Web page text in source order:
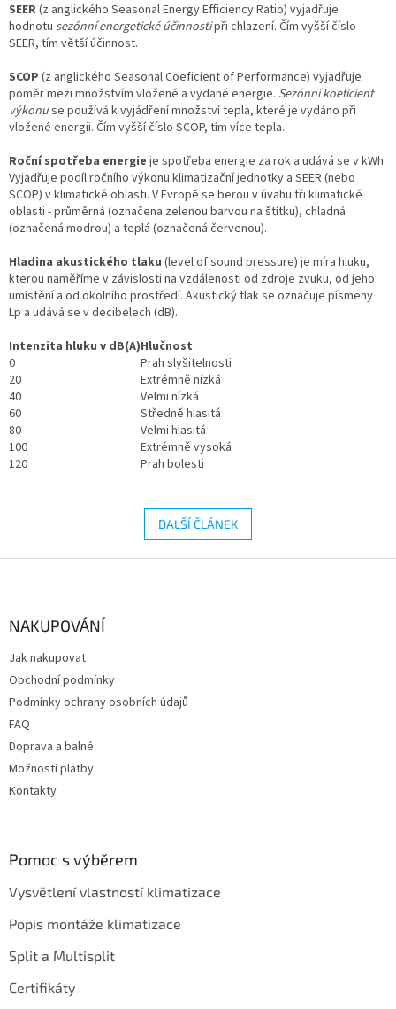
SEER(z anglického Seasonal Energy Efficiency Ratio) vyjadřuje
hodnotu sezónní energetické účinnostipři chlazení. Čím vyšší číslo
SEER, tím větší účinnost.
SCOP (z anglického Seasonal Coeficient of Performance) vyjadřuje
poměr mezi množstvím vložené a vydané energie. Sezónní koeficient
výkonuse používá k vyjádření množství tepla, které je vydáno při
vložené energii. Čím vyšší číslo SCOP, tím více tepla.
Roční spotřeba energie je spotřeba energie za rok a udává se v kWh.
Vyjadřuje podíl ročního výkonu klimatizační jednotky a SEER (nebo
SCOP) v klimatické oblasti. V Evropě se berou v úvahu tři klimatické
oblasti - průměrná (označena zelenou barvou na štítku), chladná
(označená modrou) a teplá (označená červenou).
Hladina akustického tlaku (level of sound pressure) je míra hluku,
kterou naměříme v závislosti na vzdálenosti od zdroje zvuku, od jeho
umístění a od okolního prostředí. Akustický tlak se označuje písmeny
Lp a udává se v decibelech (dB).
Intenzita hluku v dB(A)Hlučnost
0
Prah slyšitelnosti
20
Extrémně nízká
40
Velmi nízká
60
Středně hlasitá
80
Velmi hlasitá
100
Extrémně vysoká
120
Prah bolesti
DALŠÍ ČLÁNEK
NAKUPOVÁNÍ
Jak nakupovat
Obchodní podmínky
Podmínky ochrany osobních údajů
FAQ
Doprava a balné
Možnosti platby
Kontakty
Pomoc s výběrem
Vysvětlení vlastností klimatizace
Popis montáže klimatizace
Split a Multisplit
Certifikáty